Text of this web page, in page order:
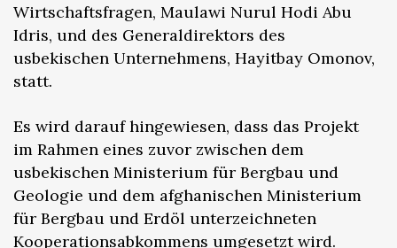
Wirtschaftsfragen, Maulawi Nurul Hodi Abu
Idris, und des Generaldirektors des
usbekischen Unternehmens, Hayitbay Omonov,
statt.
Es wird darauf hingewiesen, dass das Projekt
im Rahmen eines zuvor zwischen dem
usbekischen Ministerium für Bergbau und
Geologie und dem afghanischen Ministerium
für Bergbau und Erdöl unterzeichneten
Kooperationsabkommens umgesetzt wird.